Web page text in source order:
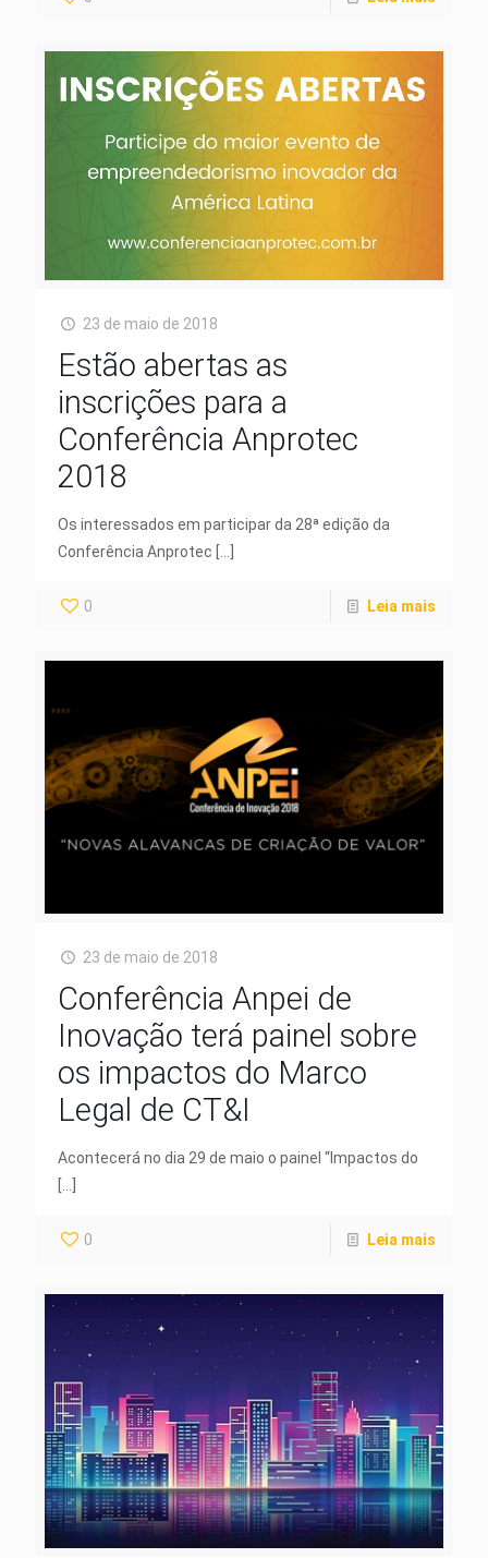
23 de maio de 2018
Estão abertas as
inscrições para a
Conferência Anprotec
2018
Os interessados em participar da 28ª edição da
Conferência Anprotec
0 Leia mais
23 de maio de 2018
Conferência Anpei de
Inovação terá painel sobre
os impactos do Marco
Legal de CT&I
Acontecerá no dia 29 de maio o painel “Impactos do
[…]
0 Leia mais